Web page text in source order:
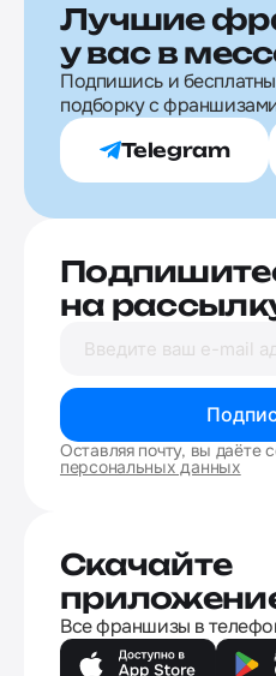
Лучшие
у вас в
Подпишись и
подборку с
Telegram
на
Оставляя почту, вы даёте
персональных данных
Скачайте
Все франшизы в